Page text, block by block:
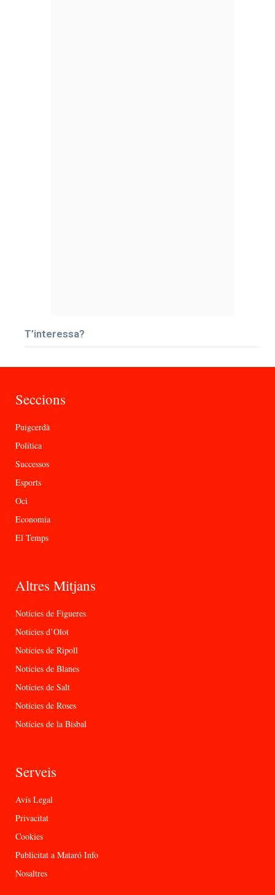
T’interessa?
Seccions
Puigcerdà
Política
Successos
Esports
Oci
Economia
El Temps
Altres Mitjans
Notícies de Figueres
Notícies d’Olot
Notícies de Ripoll
Notícies de Blanes
Notícies de Salt
Notícies de Roses
Notícies de la Bisbal
Serveis
Avís Legal
Privacitat
Cookies
Publicitat a Mataró Info
Nosaltres